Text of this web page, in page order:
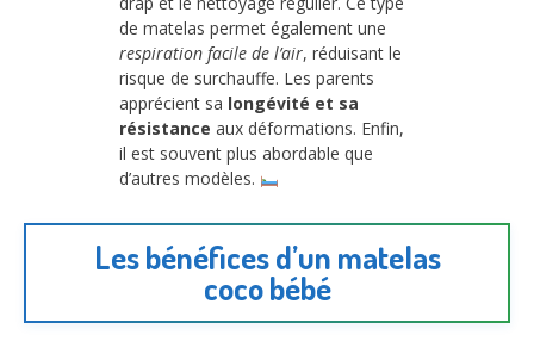
de matelas permet également une
respiration facile de l’air, réduisant le
risque de surchauffe. Les parents
apprécient sa longévité et sa
résistance aux déformations. Enfin,
il est souvent plus abordable que
d’autres modèles.
Les bénéfices d’un matelas
coco bébé